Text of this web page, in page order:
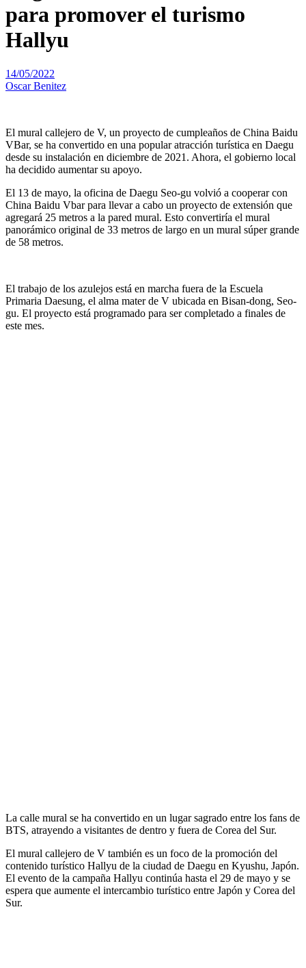
para promover el turismo
Hallyu
14/05/2022
Oscar Benitez
El mural callejero de V, un proyecto de cumpleaños de China Baidu
VBar, se ha convertido en una popular atracción turística en Daegu
desde su instalación en diciembre de 2021. Ahora, el gobierno local
ha decidido aumentar su apoyo.
El 13 de mayo, la oficina de Daegu Seo-gu volvió a cooperar con
China Baidu Vbar para llevar a cabo un proyecto de extensión que
agregará 25 metros a la pared mural. Esto convertiría el mural
panorámico original de 33 metros de largo en un mural súper grande
de 58 metros.
El trabajo de los azulejos está en marcha fuera de la Escuela
Primaria Daesung, el alma mater de V ubicada en Bisan-dong, Seo-
gu. El proyecto está programado para ser completado a finales de
este mes.
La calle mural se ha convertido en un lugar sagrado entre los fans de
BTS, atrayendo a visitantes de dentro y fuera de Corea del Sur.
El mural callejero de V también es un foco de la promoción del
contenido turístico Hallyu de la ciudad de Daegu en Kyushu, Japón.
El evento de la campaña Hallyu continúa hasta el 29 de mayo y se
espera que aumente el intercambio turístico entre Japón y Corea del
Sur.